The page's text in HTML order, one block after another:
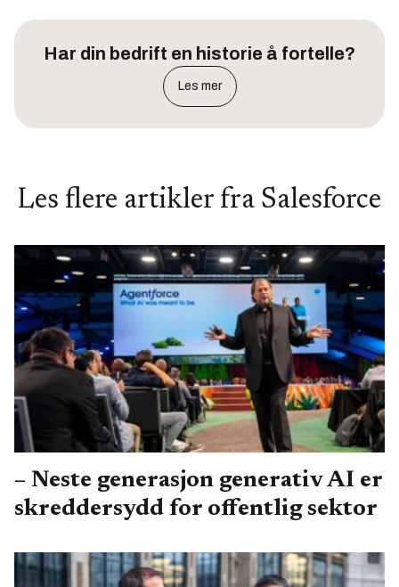
Har din bedrift en historie å fortelle?
Les mer
Les flere artikler fra Salesforce
– Neste generasjon generativ AI er
skreddersydd for offentlig sektor